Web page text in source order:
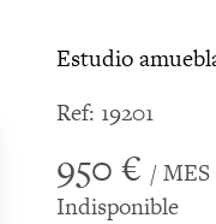
Estudio
Ref: 19201
950 € /
Indisponible